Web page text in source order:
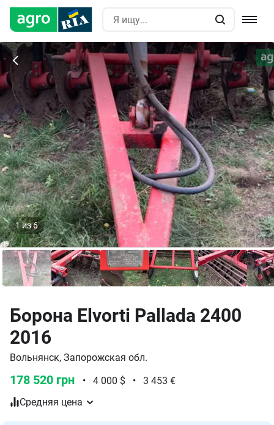
1из6
Борона Elvorti Pallada 2400
2016
Вольнянск, Запорожская обл.
178 520 грн • 4 000 $ •
3 453 €
Средняя цена